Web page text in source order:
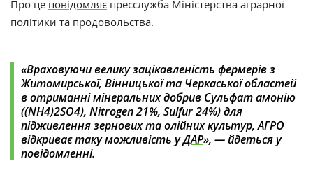
Про це повідомляє пресслужба Міністерства аграрної
політики та продовольства.
«Враховуючи велику зацікавленість фермерів з
Житомирської, Вінницької та Черкаської областей
в отриманні мінеральних добрив Сульфат амонію
((NH4)2SO4), Nitrogen 21%, Sulfur 24%) для
підживлення зернових та олійних культур, АГРО
відкриває таку можливість уДАР», — йдеться у
повідомленні.